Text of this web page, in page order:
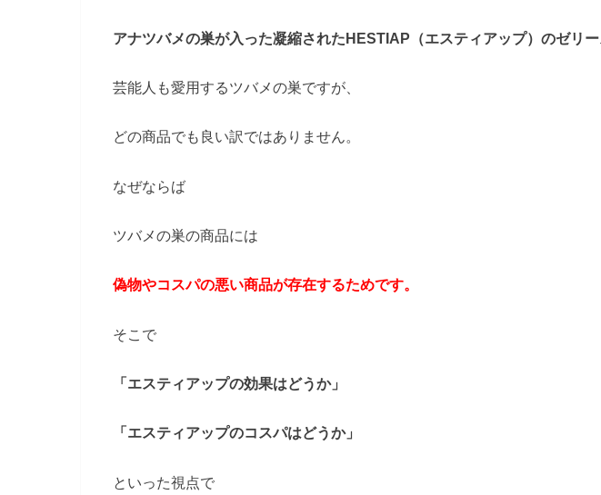
アナツバメの巣が入った凝縮されたHESTIAP（エスティアップ）のゼリー
芸能人も愛用するツバメの巣ですが、
どの商品でも良い訳ではありません。
なぜならば
ツバメの巣の商品には
偽物やコスパの悪い商品が存在するためです。
そこで
「エスティアップの効果はどうか」
「エスティアップのコスパはどうか」
といった視点で